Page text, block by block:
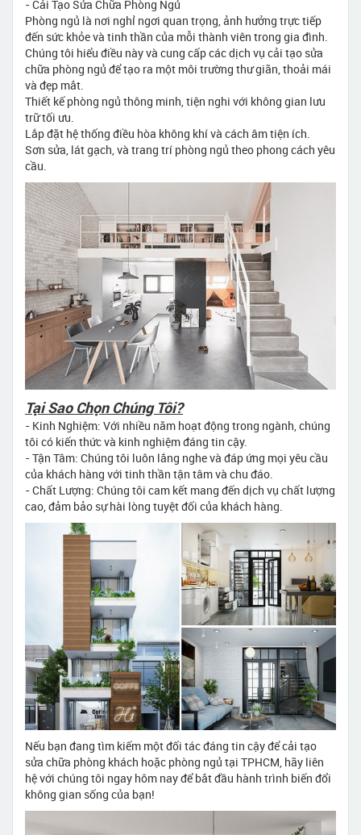
- Cải Tạo Sửa Chữa Phòng Ngủ
Phòng ngủ là nơi nghỉ ngơi quan trọng, ảnh hưởng trực tiếp
đến sức khỏe và tinh thần của mỗi thành viên trong gia đình.
Chúng tôi hiểu điều này và cung cấp các dịch vụ cải tạo sửa
chữa phòng ngủ để tạo ra một môi trường thư giãn, thoải mái
và đẹp mắt.
Thiết kế phòng ngủ thông minh, tiện nghi với không gian lưu
trữ tối ưu.
Lắp đặt hệ thống điều hòa không khí và cách âm tiện ích.
Sơn sửa, lát gạch, và trang trí phòng ngủ theo phong cách yêu
cầu.
Tại Sao Chọn Chúng Tôi?
- Kinh Nghiệm: Với nhiều năm hoạt động trong ngành, chúng
tôi có kiến thức và kinh nghiệm đáng tin cậy.
- Tận Tâm: Chúng tôi luôn lắng nghe và đáp ứng mọi yêu cầu
của khách hàng với tinh thần tận tâm và chu đáo.
- Chất Lượng: Chúng tôi cam kết mang đến dịch vụ chất lượng
cao, đảm bảo sự hài lòng tuyệt đối của khách hàng.
Nếu bạn đang tìm kiếm một đối tác đáng tin cậy để cải tạo
sửa chữa phòng khách hoặc phòng ngủ tại TPHCM, hãy liên
hệ với chúng tôi ngay hôm nay để bắt đầu hành trình biến đổi
không gian sống của bạn!